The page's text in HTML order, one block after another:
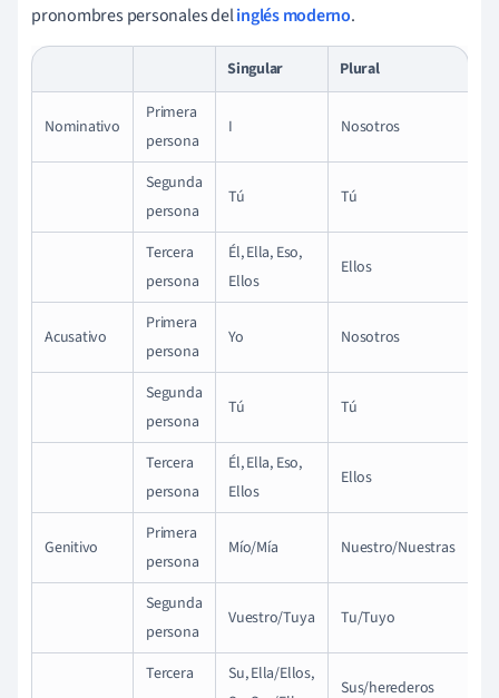
pronombres personales delinglés moderno.
Singular Plural
Nominativo
Primera
persona
I Nosotros
Segunda
persona
Tú Tú
Tercera
persona
Él, Ella, Eso,
Ellos
Ellos
Acusativo
Primera
persona
Yo Nosotros
Segunda
persona
Tú Tú
Tercera
persona
Él, Ella, Eso,
Ellos
Ellos
Genitivo
Primera
persona
Mío/Mía Nuestro/Nuestras
Segunda
persona
Vuestro/Tuya Tu/Tuyo
Tercera
Su, Ella/Ellos,
Sus/herederos